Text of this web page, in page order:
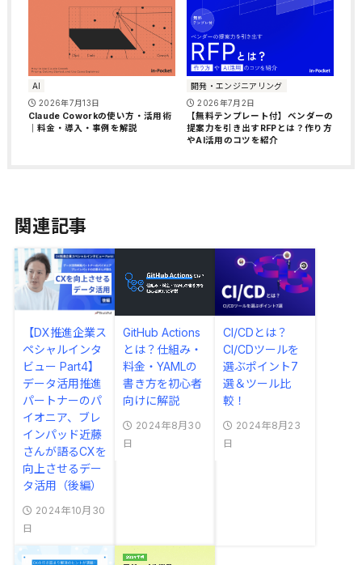
AI
2026年7月13日
Claude Coworkの使い方・活用術
｜料金・導入・事例を解説
開発・エンジニアリング
2026年7月2日
【無料テンプレート付】ベンダーの
提案力を引き出すRFPとは？作り方
やAI活用のコツを紹介
関連記事
【DX推進企業ス
ペシャルインタ
ビュー Part4】
データ活用推進
パートナーのパ
イオニア、ブレ
インパッド近藤
さんが語るCXを
向上させるデー
タ活用（後編）
2024年10月30
日
GitHub Actions
とは？仕組み・
料金・YAMLの
書き方を初心者
向けに解説
2024年8月30
日
CI/CDとは？
CI/CDツールを
選ぶポイント7
選＆ツール比
較！
2024年8月23
日